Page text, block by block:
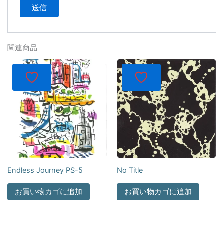
関連商品
Endless Journey PS-5
お買い物カゴに追加
No Title
お買い物カゴに追加